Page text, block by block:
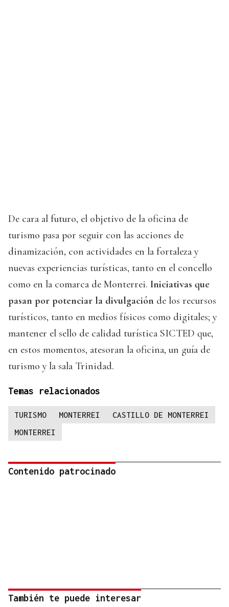
De cara al futuro, el objetivo de la oficina de
turismo pasa por seguir con las acciones de
dinamización, con actividades en la fortaleza y
nuevas experiencias turísticas, tanto en el concello
como en la comarca de Monterrei. Iniciativas que
pasan por potenciar la divulgación de los recursos
turísticos, tanto en medios físicos como digitales; y
mantener el sello de calidad turística SICTED que,
en estos momentos, atesoran la oficina, un guía de
turismo y la sala Trinidad.
Temas relacionados
TURISMO MONTERREI
CASTILLO DE MONTERREI
MONTERREI
Contenido patrocinado
También te puede interesar